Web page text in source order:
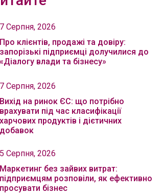
7 Серпня, 2026
Про клієнтів, продажі та довіру:
запорізькі підприємці долучилися до
«Діалогу влади та бізнесу»
7 Серпня, 2026
Вихід на ринок ЄС: що потрібно
врахувати під час класифікації
харчових продуктів і дієтичних
добавок
5 Серпня, 2026
Маркетинг без зайвих витрат:
підприємцям розповіли, як ефективно
просувати бізнес